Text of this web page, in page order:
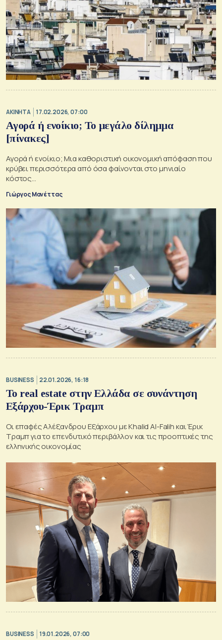
ΑΚΙΝΗΤΑ 17.02.2026, 07:00
Αγορά ή ενοίκιο; To μεγάλο δίλημμα
[πίνακες]
Αγορά ή ενοίκιο; Μια καθοριστική οικονομική απόφαση που
κρύβει περισσότερα από όσα φαίνονται στο μηνιαίο
κόστος...
Γιώργος Μανέττας
BUSINESS 22.01.2026, 16:18
Το real estate στην Ελλάδα σε συνάντηση
Εξάρχου-Έρικ Τραμπ
Οι επαφές Αλέξανδρου Εξάρχου με Khalid Al-Falih και Έρικ
Τραμπ για το επενδυτικό περιβάλλον και τις προοπτικές της
ελληνικής οικονομίας
BUSINESS 19.01.2026, 07:00